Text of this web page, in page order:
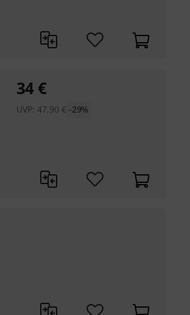
34 €
UVP:47,90 € -29%